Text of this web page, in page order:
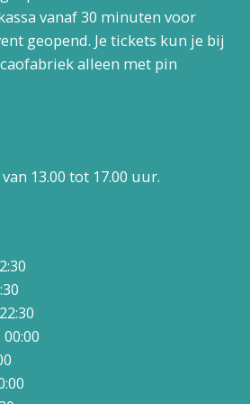
vanaf 30 minuten voor
geopend. Je tickets kun je bij
alleen met pin
13.00 tot 17.00 uur.